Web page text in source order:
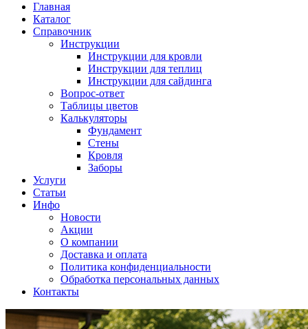
Главная
Каталог
Cправочник
Инструкции
Инструкции для кровли
Инструкции для теплиц
Инструкции для сайдинга
Вопрос-ответ
Таблицы цветов
Калькуляторы
Фундамент
Стены
Кровля
Заборы
Услуги
Статьи
Инфо
Новости
Акции
О компании
Доставка и оплата
Политика конфиденциальности
Обработка персональных данных
Контакты